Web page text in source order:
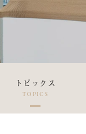
トピックス
TOPICS